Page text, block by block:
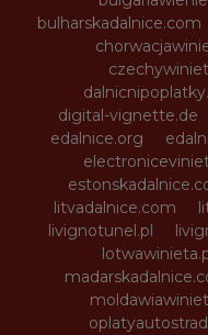
bulharskadalnice.com
digital-vignette.de
edalnice.org
litvadalnice.com
livignotunel.pl